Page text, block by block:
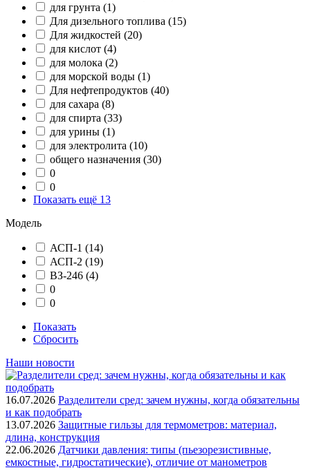
для грунта (1)
Для дизельного топлива (15)
Для жидкостей (20)
для кислот (4)
для молока (2)
для морской воды (1)
Для нефтепродуктов (40)
для сахара (8)
для спирта (33)
для урины (1)
для электролита (10)
общего назначения (30)
0
0
Показать ещё 13
Модель
АСП-1 (14)
АСП-2 (19)
ВЗ-246 (4)
0
0
Показать
Сбросить
Наши новости
16.07.2026 Разделители сред: зачем нужны, когда обязательны
и как подобрать
13.07.2026 Защитные гильзы для термометров: материал,
длина, конструкция
22.06.2026 Датчики давления: типы (пьезорезистивные,
емкостные, гидростатические), отличие от манометров